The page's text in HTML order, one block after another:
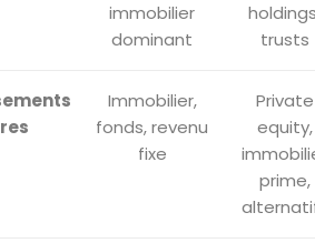
immobilier
dominant
trusts
Immobilier,
fonds, revenu
fixe
Private
equity,
prime,